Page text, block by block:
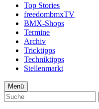
Top Stories
freedombmxTV
BMX-Shops
Termine
Archiv
Tricktipps
Techniktipps
Stellenmarkt
Menü